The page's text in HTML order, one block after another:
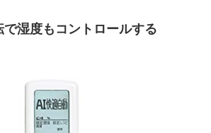
湿度もコントロールする